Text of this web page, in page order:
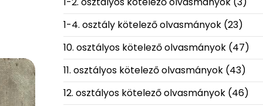
1-4. osztály kötelező olvasmányok(23)
10. osztályos kötelező olvasmányok(47)
11. osztályos kötelező olvasmányok(43)
12. osztályos kötelező olvasmányok(46)